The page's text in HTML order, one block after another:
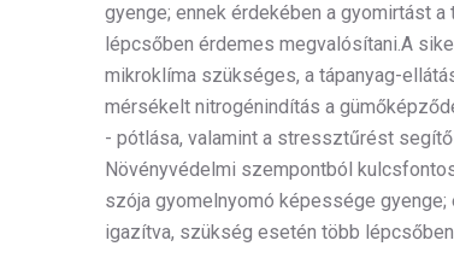
gyenge; ennek érdekében a gyomirtást
lépcsőben érdemes megvalósítani.A
mikroklíma szükséges, a tápanyag-
mérsékelt nitrogénindítás a
- pótlása, valamint a stressztűrést
Növényvédelmi szempontból
szója gyomelnyomó képessége
igazítva, szükség esetén több